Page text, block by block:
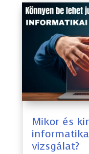
Mikor és
vizsgálat?